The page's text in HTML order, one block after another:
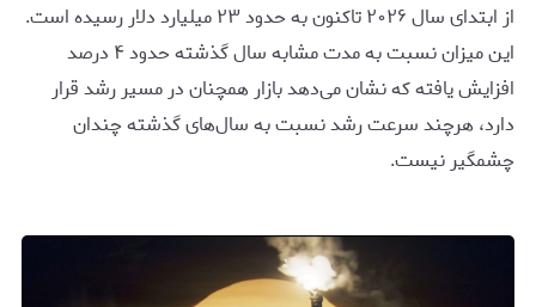
از ابتدای سال ۲۰۲۶ تاکنون به حدود ۲۳ میلیارد دلار رسیده است.
این میزان نسبت به مدت مشابه سال گذشته حدود ۴ درصد
افزایش یافته که نشان می‌دهد بازار همچنان در مسیر رشد قرار
دارد، هرچند سرعت رشد نسبت به سال‌های گذشته چندان
چشمگیر نیست.